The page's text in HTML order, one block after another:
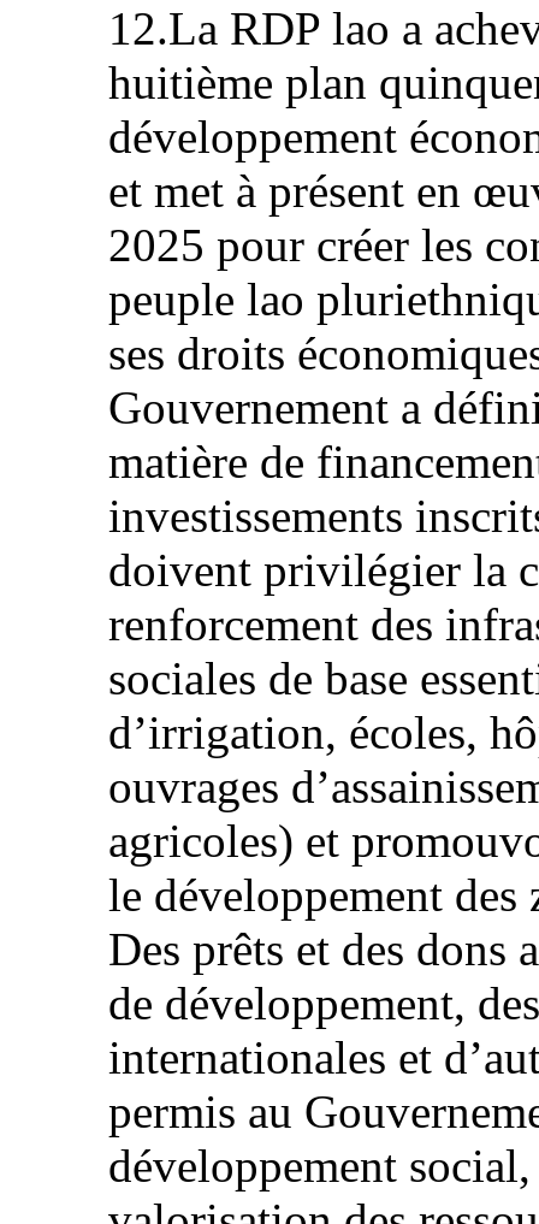
12.La RDP lao a
huitième plan
développement
et met à présent en
2025 pour créer les
peuple lao
ses droits
Gouvernement a
matière de
investissements
doivent privilégier la
renforcement des
sociales de base
d’irrigation, écoles,
ouvrages
agricoles) et
le développement des
Des prêts et des dons
de développement,
internationales et
permis au
développement